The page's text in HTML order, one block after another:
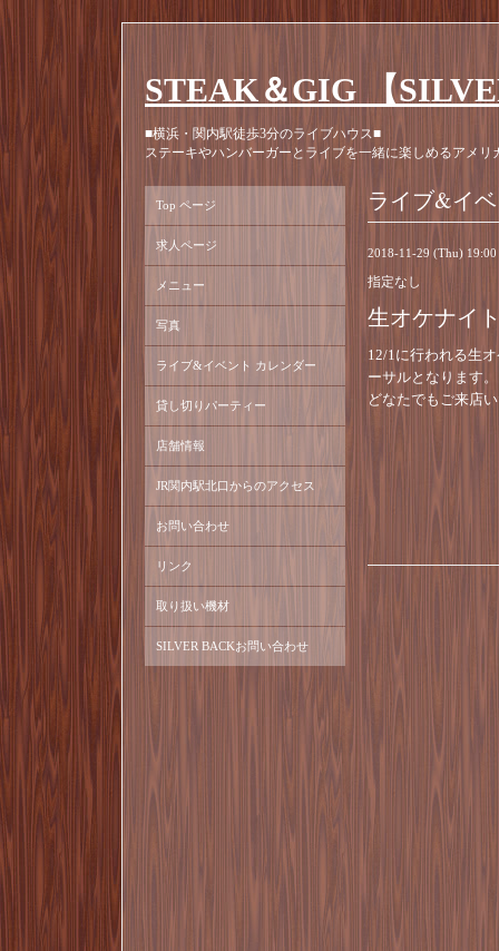
STEAK＆GIG 【
■横浜・関内駅徒歩3分のライブハウス■
ステーキやハンバーガーとライブを一緒に楽しめるアメリ
ライブ&イ
2018-11-29 (Thu) 19:00
指定なし
生オケナイ
12/1に行われる生
ーサルとなります。
どなたでもご来店
Top ページ
求人ページ
メニュー
写真
ライブ&イベント カレンダー
貸し切りパーティー
店舗情報
JR関内駅北口からのアクセス
お問い合わせ
リンク
取り扱い機材
SILVER BACKお問い合わせ